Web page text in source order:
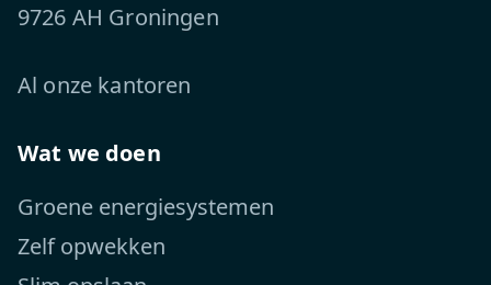
9726 AH Groningen
Al onze kantoren
Wat we doen
Groene energiesystemen
Zelf opwekken